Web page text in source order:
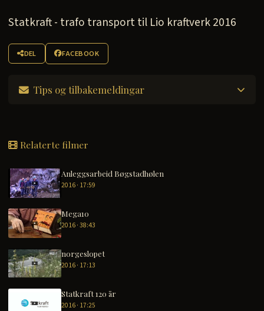
Statkraft - trafo transport til Lio kraftverk 2016
DEL FACEBOOK
Tips og tilbakemeldingar
Relaterte filmer
Anleggsarbeid Bøgstadhølen
2016 · 17:59
Mega10
2016 · 38:43
norgeslopet
2016 · 17:13
Statkraft 120 år
2016 · 17:25